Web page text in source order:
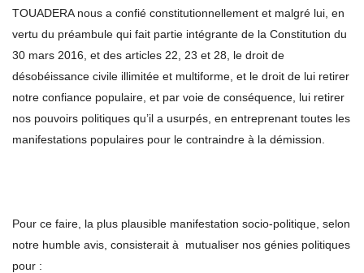
TOUADERA nous a confié constitutionnellement et malgré lui, en
vertu du préambule qui fait partie intégrante de la Constitution du
30 mars 2016, et des articles 22, 23 et 28, le droit de
désobéissance civile illimitée et multiforme, et le droit de lui retirer
notre confiance populaire, et par voie de conséquence, lui retirer
nos pouvoirs politiques qu’il a usurpés, en entreprenant toutes les
manifestations populaires pour le contraindre à la démission.
Pour ce faire, la plus plausible manifestation socio-politique, selon
notre humble avis, consisterait à mutualiser nos génies politiques
pour :